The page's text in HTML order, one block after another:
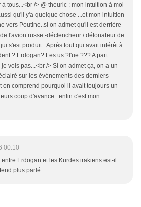
à tous...<br /> @ theuric : mon intuition à moi
qu'il y'a quelque chose ...et mon intuition
vers Poutine..si on admet qu'il est derrière
l'avion russe -déclencheur / détonateur de
s'est produit...Après tout qui avait intérêt à
? Erdogan? Les us ?l'ue ??? A part
je vois pas...<br /> Si on admet ça, on a un
sur les événements des derniers
on comprend pourquoi il avait toujours un
coup d'avance...enfin c'est mon
00:10
entre Erdogan et les Kurdes irakiens est-il
plus parlé